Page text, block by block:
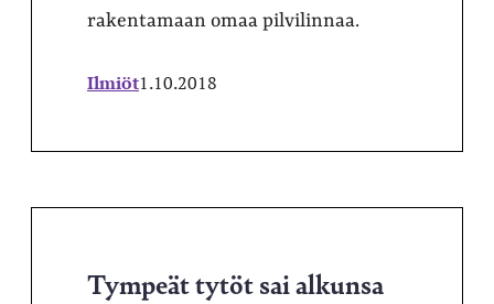
rakentamaan omaa pilvilinnaa.
Ilmiöt1.10.2018
Tympeät tytöt sai alkunsa